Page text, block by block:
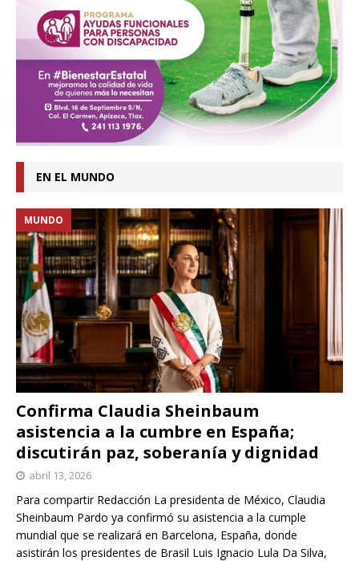
EN EL MUNDO
Confirma Claudia Sheinbaum
asistencia a la cumbre en España;
discutirán paz, soberanía y dignidad
MUNDO
abril 13, 2026
Para compartir Redacción La presidenta de México, Claudia
Sheinbaum Pardo ya confirmó su asistencia a la cumple
mundial que se realizará en Barcelona, España, donde
asistirán los presidentes de Brasil Luis Ignacio Lula Da Silva,